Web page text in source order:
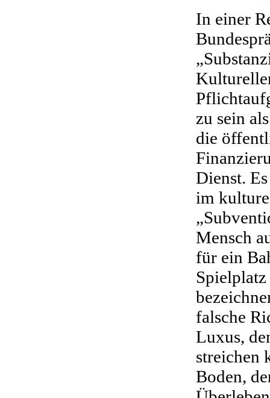
In einer
zu sein
die
Dienst.
im
Mensch
für ein
falsche
Luxus,
streichen
Boden,